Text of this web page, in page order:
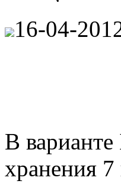
16-04-
В
хранения